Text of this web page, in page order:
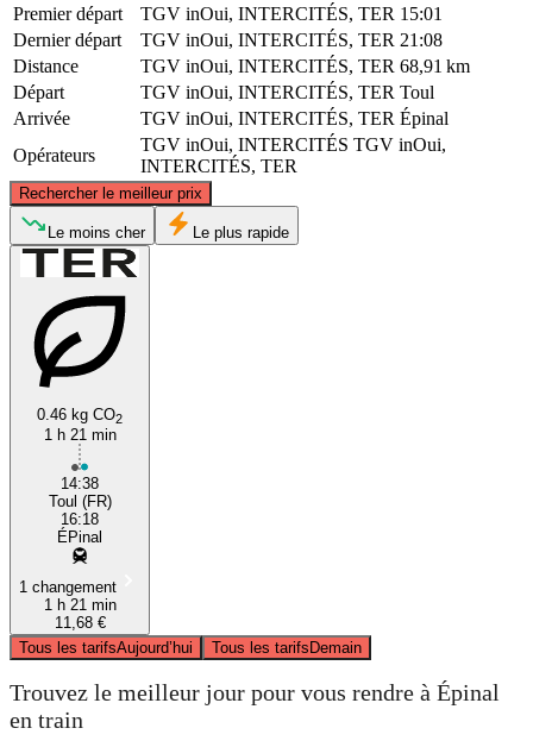
Premier départ
TGV inOui, INTERCITÉS, TER 15:01
Dernier départ
TGV inOui, INTERCITÉS, TER 21:08
Distance
TGV inOui, INTERCITÉS, TER 68,91 km
Départ
TGV inOui, INTERCITÉS, TER Toul
Arrivée
TGV inOui, INTERCITÉS, TER Épinal
Opérateurs
TGV inOui, INTERCITÉS TGV inOui,
INTERCITÉS, TER
Rechercher le meilleur prix
Toul
©CARTO
Le moins cher Le plus rapide
0.46 kg CO2
1 h 21 min
14:38
Toul (FR)
16:18
ÉPinal
1 changement
1 h 21 min
11,68 €
Tous les tarifsAujourd’hui Tous les tarifsDemain
Trouvez le meilleur jour pour vous rendre à Épinal
en train